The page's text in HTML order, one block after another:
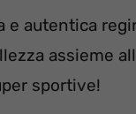
e autentica
assieme
sportive!